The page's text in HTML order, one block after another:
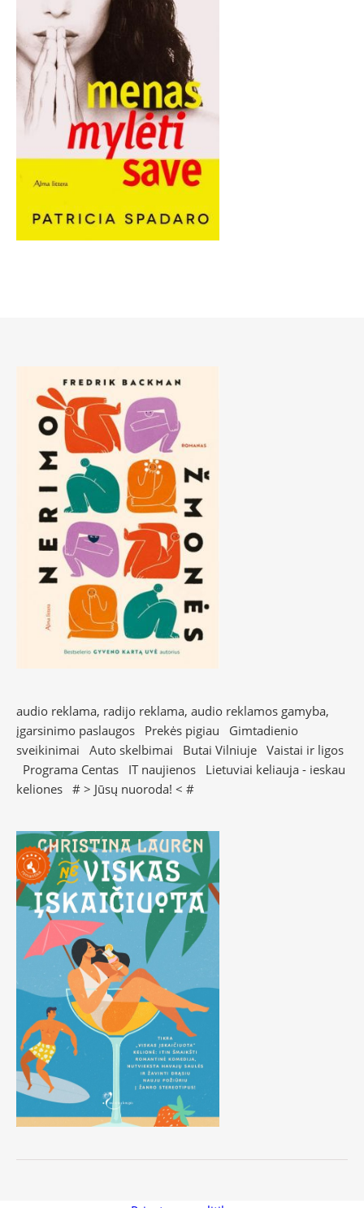
audio reklama, radijo reklama, audio reklamos gamyba,
įgarsinimo paslaugos
Prekės pigiau
Gimtadienio
sveikinimai
Auto skelbimai Butai Vilniuje Vaistai ir ligos
Programa Centas
IT naujienos
Lietuviai keliauja - ieskau
keliones # > Jūsų nuoroda! < #